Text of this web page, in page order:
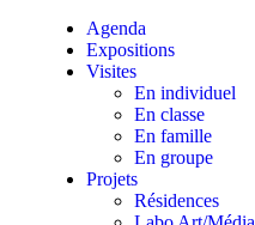
Agenda
Expositions
Visites
En individuel
En classe
En famille
En groupe
Projets
Résidences